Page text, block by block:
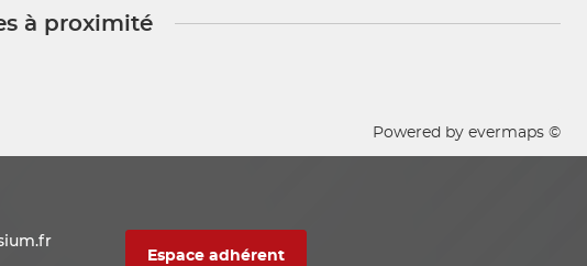
à proximité
Powered by evermaps ©
Espace adhérent